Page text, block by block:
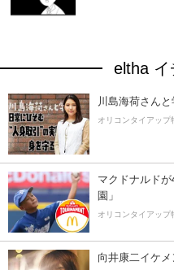
eltha イ
川島海荷さん
オリコンタイアップ
マクドナルド
園」
オリコンタイアップ
向井康二イケメ